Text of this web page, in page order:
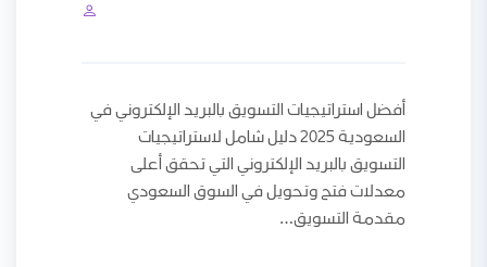
أفضل استراتيجيات التسويق بالبريد الإلكتروني في
السعودية 2025 دليل شامل لاستراتيجيات
التسويق بالبريد الإلكتروني التي تحقق أعلى
معدلات فتح وتحويل في السوق السعودي
مقدمة التسويق…